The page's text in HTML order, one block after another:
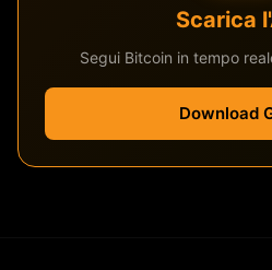
Scarica
Segui Bitcoin in tempo
Download